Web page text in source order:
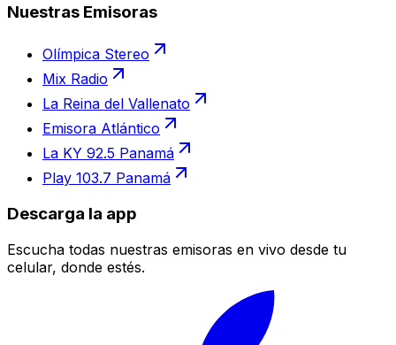
Nuestras Emisoras
Olímpica Stereo
Mix Radio
La Reina del Vallenato
Emisora Atlántico
La KY 92.5 Panamá
Play 103.7 Panamá
Descarga la app
Escucha todas nuestras emisoras en vivo desde tu
celular, donde estés.